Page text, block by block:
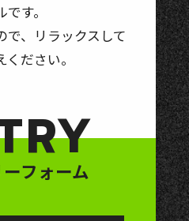
す。
、リラックスして
ださい。
フォーム